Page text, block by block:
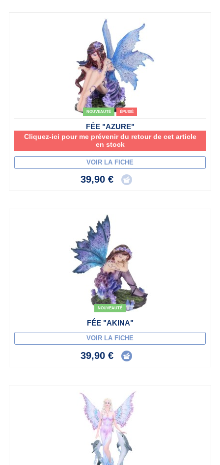
NOUVEAUTÉ ÉPUISÉ
FÉE "AZURE"
Cliquez-ici pour me prévenir du retour de cet article
en stock
VOIR LA FICHE
39,90 €
NOUVEAUTÉ
FÉE "AKINA"
VOIR LA FICHE
39,90 €